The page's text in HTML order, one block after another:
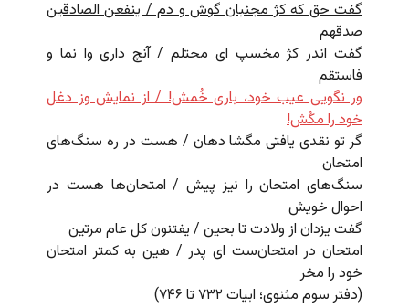
گفت حق که کژ مجنبان گوش و دم / ینفعن الصادقین
صدقهم
گفت اندر کژ مخسپ ای محتلم / آنچ داری وا نما و
فاستقم
ور نگویی عیب خود، باری خُمش! / از نمایش وز دغل
خود را مکُش!
گر تو نقدی یافتی مگشا دهان / هست در ره سنگ‌های
امتحان
سنگ‌های امتحان را نیز پیش / امتحان‌ها هست در
احوال خویش
گفت یزدان از ولادت تا بحین / یفتنون کل عام مرتین
امتحان در امتحان‌ست ای پدر / هین به کمتر امتحان
خود را مخر
(دفتر سوم مثنوی؛ ابیات ۷۳۲ تا ۷۴۶)